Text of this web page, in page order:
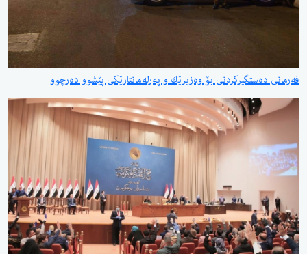
فەرمانی دەستگیركردنی بۆ وەزیرێك و پەرلەمانتارێكی پێشوو دەرچوو